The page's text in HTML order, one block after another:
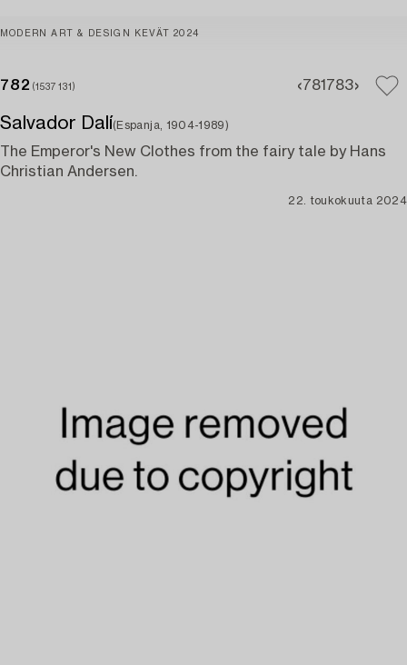
MODERN ART & DESIGN KEVÄT 2024
782 (1537131) 781 783
Salvador Dalí(Espanja, 1904-1989)
The Emperor's New Clothes from the fairy tale by Hans
Christian Andersen.
22. toukokuuta 2024